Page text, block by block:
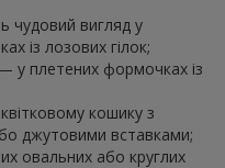
чудовий вигляд у
із лозових гілок;
— у плетених формочках із
кошику з
джутовими вставками;
овальних або круглих